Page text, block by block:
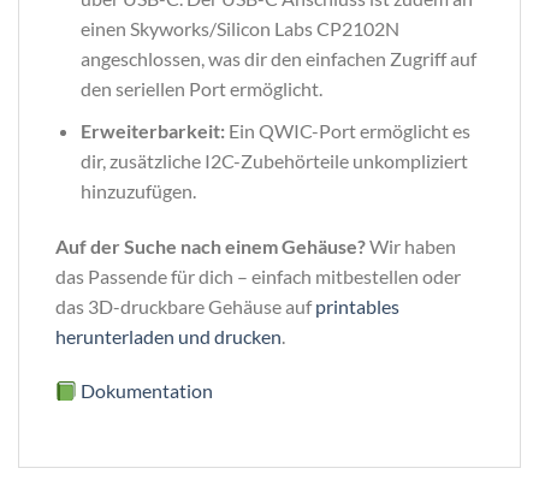
einen Skyworks/Silicon Labs CP2102N
angeschlossen, was dir den einfachen Zugriff auf
den seriellen Port ermöglicht.
Erweiterbarkeit:Ein QWIC-Port ermöglicht es
dir, zusätzliche I2C-Zubehörteile unkompliziert
hinzuzufügen.
Auf der Suche nach einem Gehäuse?Wir haben
das Passende für dich – einfach mitbestellen oder
das 3D-druckbare Gehäuse aufprintables
herunterladen und drucken
Dokumentation